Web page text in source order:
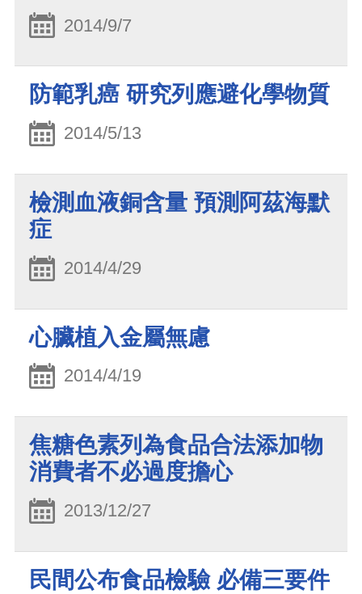
2014/9/7
防範乳癌 研究列應避化學物質
2014/5/13
檢測血液銅含量 預測阿茲海默
症
2014/4/29
心臟植入金屬無慮
2014/4/19
焦糖色素列為食品合法添加物
消費者不必過度擔心
2013/12/27
民間公布食品檢驗 必備三要件